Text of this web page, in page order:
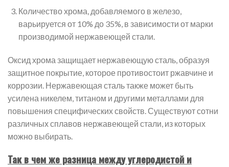
Количество хрома, добавляемого в железо,
варьируется от 10% до 35%, в зависимости от марки
производимой нержавеющей стали.
Оксид хрома защищает нержавеющую сталь, образуя
защитное покрытие, которое противостоит ржавчине и
коррозии. Нержавеющая сталь также может быть
усилена никелем, титаном и другими металлами для
повышения специфических свойств. Существуют сотни
различных сплавов нержавеющей стали, из которых
можно выбирать.
Так в чем же разница между углеродистой и